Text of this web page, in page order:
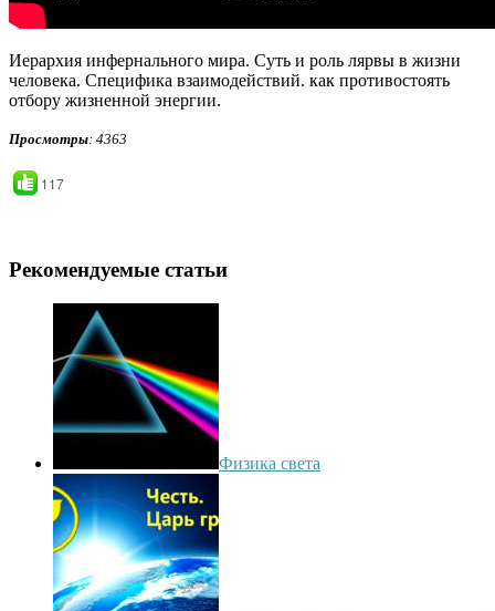
Иерархия инфернального мира. Суть и роль лярвы в жизни
человека. Специфика взаимодействий. как противостоять
отбору жизненной энергии.
Просмотры: 4363
117
Рекомендуемые статьи
Физика света